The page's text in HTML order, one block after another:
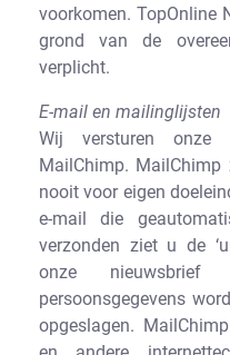
voorkomen. TopOnline
grond van de
verplicht.
E-mail en mailinglijsten
Wij versturen onze
MailChimp.
nooit voor eigen
e-mail die
verzonden ziet u de
onze
persoonsgegevens
opgeslagen.